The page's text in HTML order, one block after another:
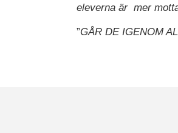
eleverna är mer
”GÅR DE IGENOM